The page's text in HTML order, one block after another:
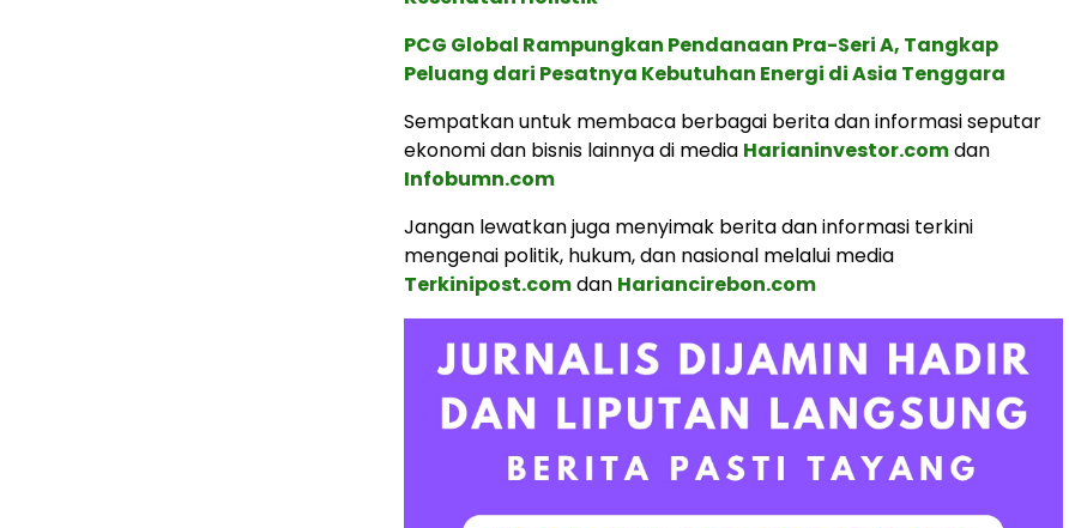
PCG Global Rampungkan Pendanaan Pra-Seri A, Tangkap
Peluang dari Pesatnya Kebutuhan Energi di Asia Tenggara
Sempatkan untuk membaca berbagai berita dan informasi seputar
ekonomi dan bisnis lainnya di media Harianinvestor.comdan
Infobumn.com
Jangan lewatkan juga menyimak berita dan informasi terkini
mengenai politik, hukum, dan nasional melalui media
Terkinipost.comdan Hariancirebon.com